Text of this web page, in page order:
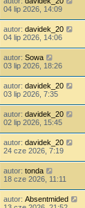
04 lip 2026, 14:09
autor: davidek_20
04 lip 2026, 14:06
autor: Sowa
03 lip 2026, 18:26
autor: davidek_20
03 lip 2026, 7:35
autor: davidek_20
02 lip 2026, 15:45
autor: davidek_20
24 cze 2026, 7:19
autor: tonda
18 cze 2026, 11:11
autor: Absentmided